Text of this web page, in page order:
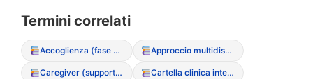
Termini correlati
Accoglienza (fase di primo ascolto) Approccio multidisciplinare integrato
Caregiver (supporto e ruolo nel DCA) Cartella clinica integrata